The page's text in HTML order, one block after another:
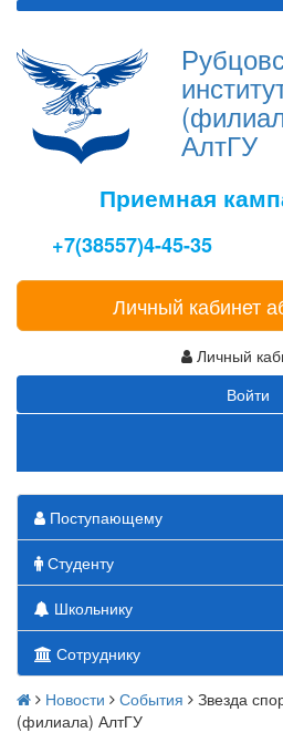
АлтГУ
Приемная
+7(38557)4-45-35
Личный кабинет
Личный
Войти
Поступающему
Студенту
Школьнику
Сотруднику
Новости События
Звезда
(филиала) АлтГУ